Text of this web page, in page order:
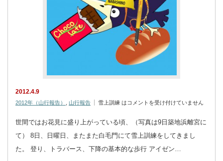
2012.4.9
2012年（山行報告） , 山行報告 雪上訓練 はコメントを受け付けていません
世間ではお花見に盛り上がっている頃、（写真は9日築地浜離宮に
て） 8日、日曜日、またまた白毛門にて雪上訓練をしてきまし
た。 登り、トラバース、下降の基本的な歩行 アイゼン…